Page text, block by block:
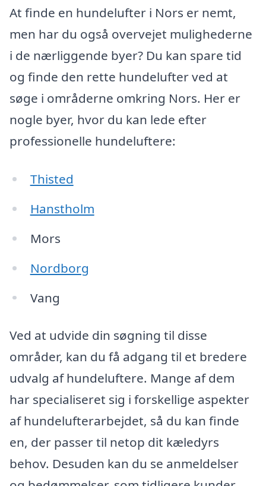
At finde en hundelufter i Nors er nemt,
men har du også overvejet mulighederne
i de nærliggende byer? Du kan spare tid
og finde den rette hundelufter ved at
søge i områderne omkring Nors. Her er
nogle byer, hvor du kan lede efter
professionelle hundeluftere:
Thisted
Hanstholm
Mors
Nordborg
Vang
Ved at udvide din søgning til disse
områder, kan du få adgang til et bredere
udvalg af hundeluftere. Mange af dem
har specialiseret sig i forskellige aspekter
af hundelufterarbejdet, så du kan finde
en, der passer til netop dit kæledyrs
behov. Desuden kan du se anmeldelser